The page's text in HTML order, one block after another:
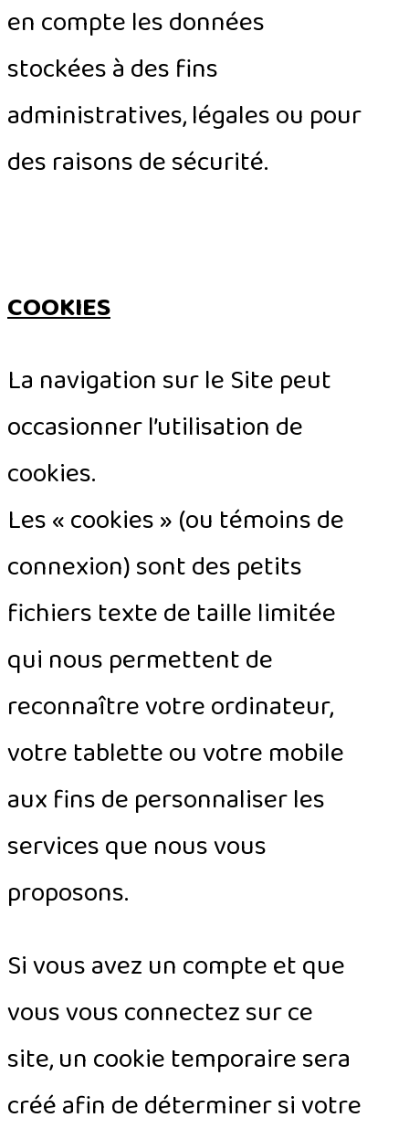
en compte les données
stockées à des fins
administratives, légales ou pour
des raisons de sécurité.
COOKIES
La navigation sur le Site peut
occasionner l’utilisation de
cookies.
Les « cookies » (ou témoins de
connexion) sont des petits
fichiers texte de taille limitée
qui nous permettent de
reconnaître votre ordinateur,
votre tablette ou votre mobile
aux fins de personnaliser les
services que nous vous
proposons.
Si vous avez un compte et que
vous vous connectez sur ce
site, un cookie temporaire sera
créé afin de déterminer si votre